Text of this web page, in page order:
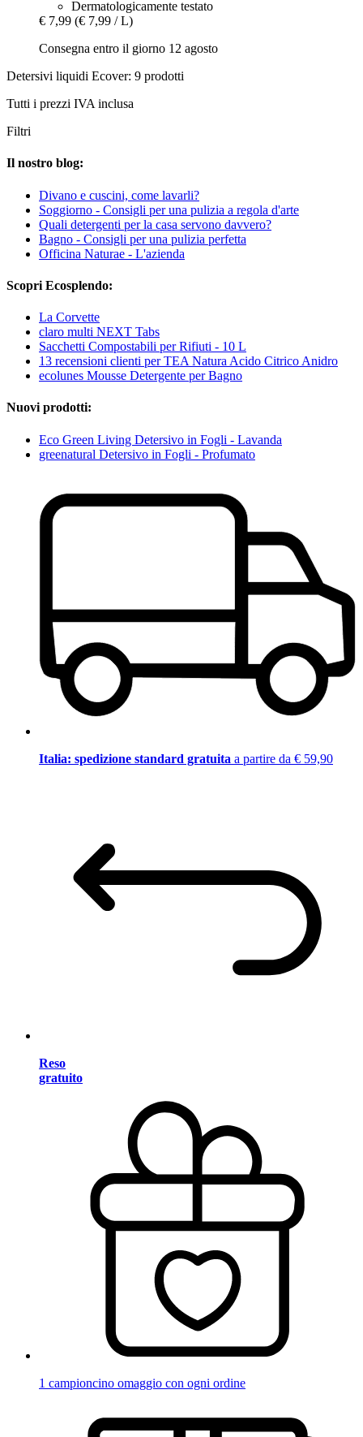
Dermatologicamente testato
€ 7,99 (€ 7,99 / L)
Consegna entro il giorno 12 agosto
Detersivi liquidi Ecover: 9 prodotti
Tutti i prezzi IVA inclusa
Filtri
Il nostro blog:
Divano e cuscini, come lavarli?
Soggiorno - Consigli per una pulizia a regola d'arte
Quali detergenti per la casa servono davvero?
Bagno - Consigli per una pulizia perfetta
Officina Naturae - L'azienda
Scopri Ecosplendo:
La Corvette
claro multi NEXT Tabs
Sacchetti Compostabili per Rifiuti - 10 L
13 recensioni clienti per TEA Natura Acido Citrico Anidro
ecolunes Mousse Detergente per Bagno
Nuovi prodotti:
Eco Green Living Detersivo in Fogli - Lavanda
greenatural Detersivo in Fogli - Profumato
Italia: spedizione standard gratuita a partire da € 59,90
Reso
gratuito
1 campioncino omaggio con ogni ordine